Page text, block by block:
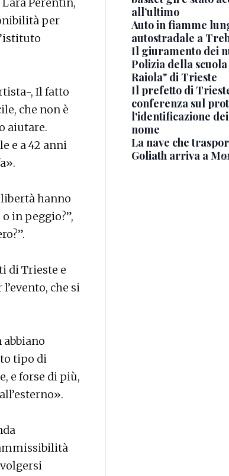
Perentin,
per
, Il fatto
che non è
aiutare.
e a 42 anni
hanno
in peggio?”,
di Trieste e
che si
tipo di
e forse di più,
all’ultimo
Auto in fiamme
autostradale a
Il giuramento dei
Polizia della
Raiola" di Trieste
Il prefetto di
conferenza sul
l'identificazione
nome
La nave che
Goliath arriva a